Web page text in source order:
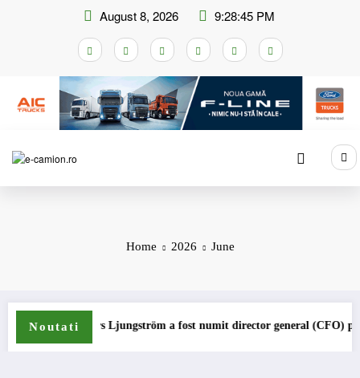
August 8, 2026 9:28:46 PM
Home 2026 June
Noutati
Ljungström a fost numit director general (CFO) pentru cellcentric